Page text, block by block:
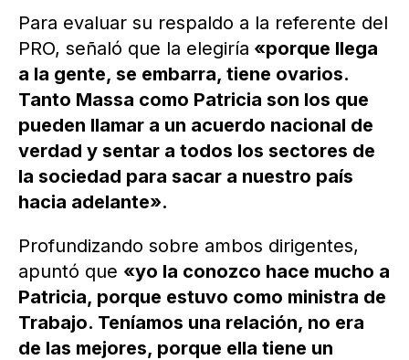
Para evaluar su respaldo a la referente del
PRO, señaló que la elegiría «porque llega
a la gente, se embarra, tiene ovarios.
Tanto Massa como Patricia son los que
pueden llamar a un acuerdo nacional de
verdad y sentar a todos los sectores de
la sociedad para sacar a nuestro país
hacia adelante».
Profundizando sobre ambos dirigentes,
apuntó que «yo la conozco hace mucho a
Patricia, porque estuvo como ministra de
Trabajo. Teníamos una relación, no era
de las mejores, porque ella tiene un